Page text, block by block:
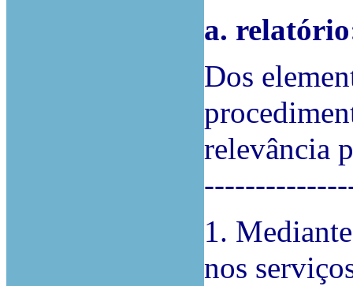
a.
Dos
relevância
1.
nos